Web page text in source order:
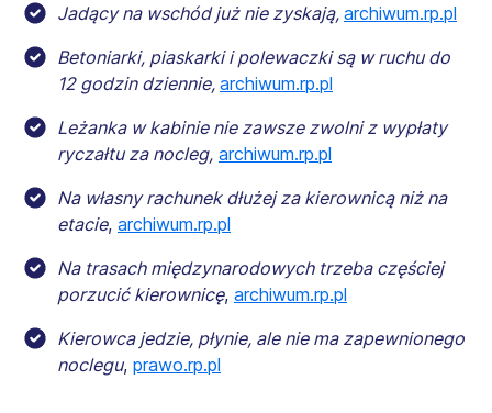
Jadący na wschód już nie zyskają, archiwum.rp.pl
Betoniarki, piaskarki i polewaczki są w ruchu do
12 godzin dziennie, archiwum.rp.pl
Leżanka w kabinie nie zawsze zwolni z wypłaty
ryczałtu za nocleg, archiwum.rp.pl
Na własny rachunek dłużej za kierownicą niż na
etacie, archiwum.rp.pl
Na trasach międzynarodowych trzeba częściej
porzucić kierownicę, archiwum.rp.pl
Kierowca jedzie, płynie, ale nie ma zapewnionego
noclegu, prawo.rp.pl